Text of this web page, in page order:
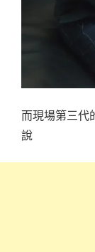
而現場第三代
說